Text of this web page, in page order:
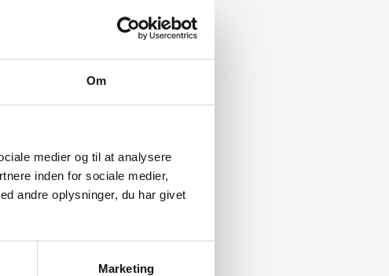
Om
medier og til at analysere
inden for sociale medier,
andre oplysninger, du har givet
Marketing